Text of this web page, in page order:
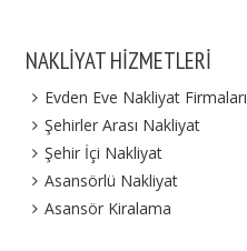
NAKLIYAT HIZMETLERI
Evden Eve Nakliyat Firmaları
Şehirler Arası Nakliyat
Şehir İçi Nakliyat
Asansörlü Nakliyat
Asansör Kiralama